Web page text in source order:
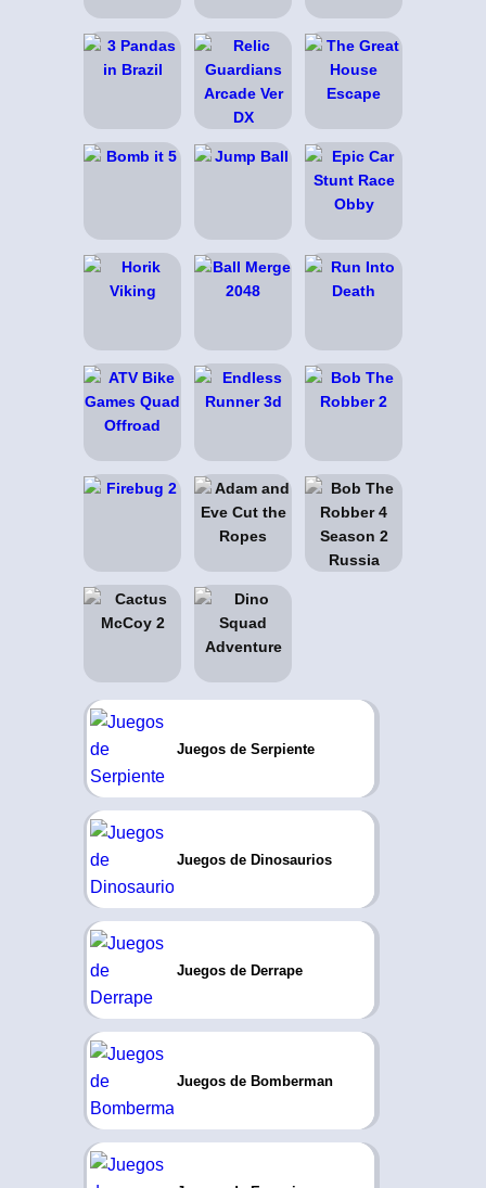
Juegos de Serpiente
Juegos de Dinosaurios
Juegos de Derrape
Juegos de Bomberman